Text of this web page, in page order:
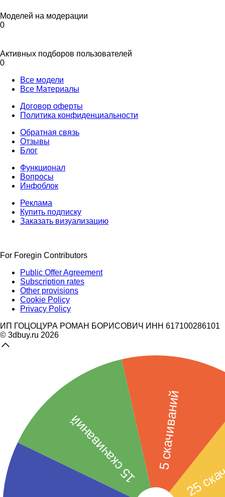
Моделей на модерации
0
Активных подборов пользователей
0
Все модели
Все Материалы
Договор оферты
Политика конфиденциальности
Обратная связь
Отзывы
Блог
Функционал
Вопросы
Инфоблок
Реклама
Купить подписку
Заказать визуализацию
For Foregin Contributors
Public Offer Agreement
Subscription rates
Other provisions
Cookie Policy
Privacy Policy
ИП ГОЦОЦУРА РОМАН БОРИСОВИЧ ИНН 617100286101
© 3dbuy.ru 2026